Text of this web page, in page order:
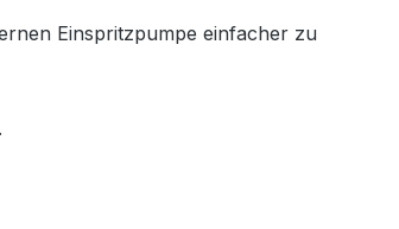
Einspritzpumpe einfacher zu